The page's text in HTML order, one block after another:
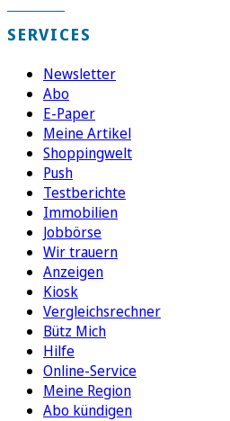
SERVICES
Newsletter
Abo
E-Paper
Meine Artikel
Shoppingwelt
Push
Testberichte
Immobilien
Jobbörse
Wir trauern
Anzeigen
Kiosk
Vergleichsrechner
Bütz Mich
Hilfe
Online-Service
Meine Region
Abo kündigen